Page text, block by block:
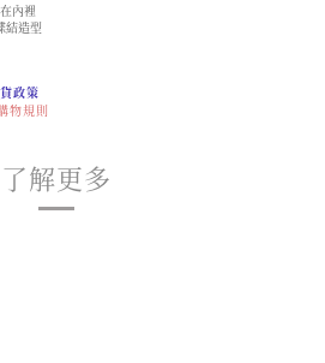
內裡
結造型
政策
物規則
了解更多